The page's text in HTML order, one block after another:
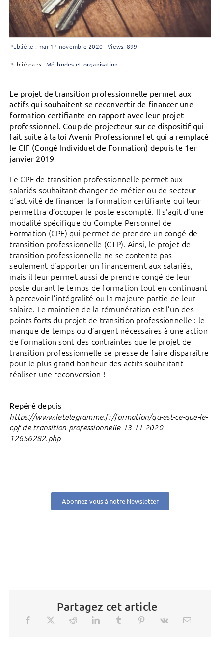
Publié le : mar 17 novembre 2020 Views: 899
Publié dans : Méthodes et organisation
Le projet de transition professionnelle permet aux
actifs qui souhaitent se reconvertir de financer une
formation certifiante en rapport avec leur projet
professionnel. Coup de projecteur sur ce dispositif qui
fait suite à la loi Avenir Professionnel et qui a remplacé
le CIF (Congé Individuel de Formation) depuis le 1er
janvier 2019.
Le CPF de transition professionnelle permet aux
salariés souhaitant changer de métier ou de secteur
d’activité de financer la formation certifiante qui leur
permettra d’occuper le poste escompté. Il s’agit d’une
modalité spécifique du Compte Personnel de
Formation (CPF) qui permet de prendre un congé de
transition professionnelle (CTP). Ainsi, le projet de
transition professionnelle ne se contente pas
seulement d’apporter un financement aux salariés,
mais il leur permet aussi de prendre congé de leur
poste durant le temps de formation tout en continuant
à percevoir l’intégralité ou la majeure partie de leur
salaire. Le maintien de la rémunération est l’un des
points forts du projet de transition professionnelle : le
manque de temps ou d’argent nécessaires à une action
de formation sont des contraintes que le projet de
transition professionnelle se presse de faire disparaître
pour le plus grand bonheur des actifs souhaitant
réaliser une reconversion !
—————
Repéré depuis
https://www.letelegramme.fr/formation/qu-est-ce-que-le-
cpf-de-transition-professionnelle-13-11-2020-
12656282.php
Abonnez-vous à notre Newsletter
Partagez cet article